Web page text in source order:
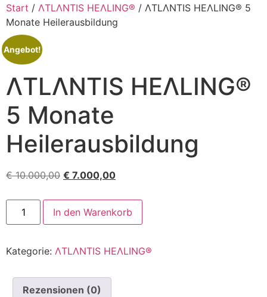
Start / ΛTLΛNTIS HEΛLING® / ΛTLΛNTIS HEΛLING® 5
Monate Heilerausbildung
Angebot!
ΛTLΛNTIS HEΛLING®
5 Monate
Heilerausbildung
€10.000,00 € 7.000,00
In den Warenkorb
Kategorie: ΛTLΛNTIS HEΛLING®
Rezensionen (0)